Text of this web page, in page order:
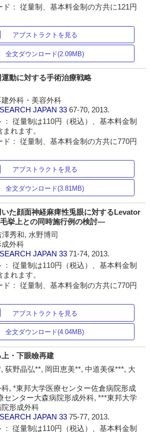
ド： 従量制、基本料金制の方共に121円
アブストラクトを見る
全文ダウンロード(2.09MB)
動に対する手術治療戦略
外科・美容外科
JAPAN 3367-70, 2013.
： 従量制は110円（税込）、基本料金制
れます。
ド： 従量制、基本料金制の方共に770円
アブストラクトを見る
全文ダウンロード(3.81MB)
た顔面神経麻痺性兎眼に対するLevator
挙上との同時施行例の検討―
秀和, 水野博司
外科
JAPAN 3371-74, 2013.
： 従量制は110円（税込）、基本料金制
れます。
ド： 従量制、基本料金制の方共に770円
アブストラクトを見る
全文ダウンロード(4.04MB)
・下眼瞼再建
荻野晶弘**, 岡田恵美**, 中道美保***, 大
, *東邦大学医療センター佐倉病院形成
センター大森病院形成外科, ***東邦大学
形成外科
JAPAN 3375-77, 2013.
： 従量制は110円（税込）、基本料金制